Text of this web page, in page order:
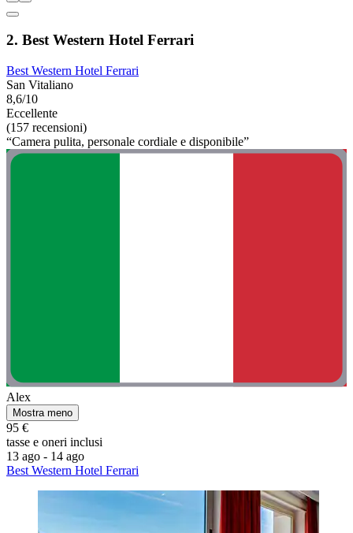
2. Best Western Hotel Ferrari
Best Western Hotel Ferrari
San Vitaliano
8,6/10
Eccellente
(157 recensioni)
“Camera pulita, personale cordiale e disponibile”
Alex
Mostra meno
95 €
tasse e oneri inclusi
13 ago - 14 ago
Best Western Hotel Ferrari